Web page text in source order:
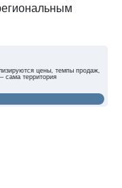
цены, темпы продаж,
сама территория